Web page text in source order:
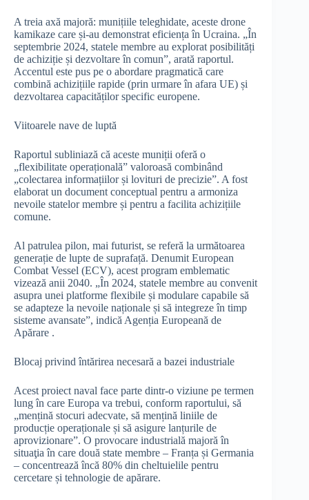
A treia axă majoră: munițiile teleghidate, aceste drone
kamikaze care și-au demonstrat eficiența în Ucraina. „În
septembrie 2024, statele membre au explorat posibilități
de achiziție și dezvoltare în comun”, arată raportul.
Accentul este pus pe o abordare pragmatică care
combină achizițiile rapide (prin urmare în afara UE) și
dezvoltarea capacităților specific europene.
Viitoarele nave de luptă
Raportul subliniază că aceste muniții oferă o
„flexibilitate operațională” valoroasă combinând
„colectarea informațiilor și lovituri de precizie”. A fost
elaborat un document conceptual pentru a armoniza
nevoile statelor membre și pentru a facilita achizițiile
comune.
Al patrulea pilon, mai futurist, se referă la următoarea
generație de lupte de suprafață. Denumit European
Combat Vessel (ECV), acest program emblematic
vizează anii 2040. „În 2024, statele membre au convenit
asupra unei platforme flexibile și modulare capabile să
se adapteze la nevoile naționale și să integreze în timp
sisteme avansate”, indică Agenția Europeană de
Apărare .
Blocaj privind întărirea necesară a bazei industriale
Acest proiect naval face parte dintr-o viziune pe termen
lung în care Europa va trebui, conform raportului, să
„mențină stocuri adecvate, să mențină liniile de
producție operaționale și să asigure lanțurile de
aprovizionare”. O provocare industrială majoră în
situaţia în care două state membre – Franța și Germania
– concentrează încă 80% din cheltuielile pentru
cercetare și tehnologie de apărare.